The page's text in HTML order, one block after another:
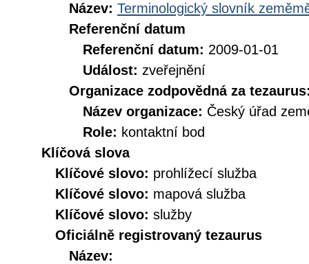
Název: Terminologický slovník
Referenční datum
Referenční datum: 2009-01-01
Událost: zveřejnění
Organizace zodpovědná za
Název organizace: Český úřad
Role: kontaktní bod
Klíčová slova
Klíčové slovo: prohlížecí služba
Klíčové slovo: mapová služba
Klíčové slovo: služby
Oficiálně registrovaný tezaurus
Název: